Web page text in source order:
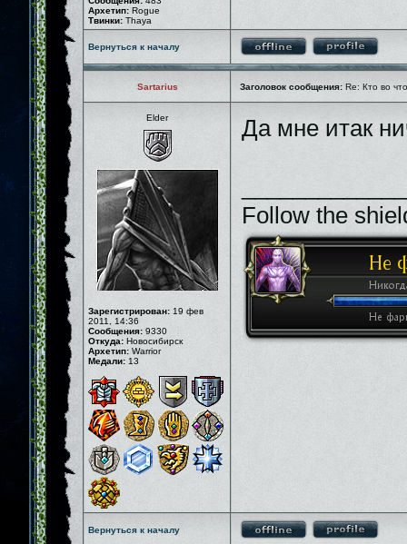
Архетип: Rogue
Твинки: Thaya
Вернуться к началу
Sartarius Заголовок сообщения: Re: Кто во
Elder
Зарегистрирован: 19 фев
2011, 14:36
Сообщения: 9330
Откуда: Новосибирск
Архетип: Warrior
Медали: 13
Да мне итак
Follow the
Вернуться к началу